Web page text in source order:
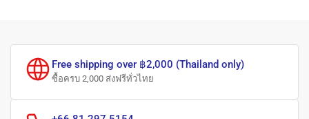
Free shipping over ฿2,000 (Thailand only)
ซื้อครบ 2,000 ส่งฟรีทั่วไทย